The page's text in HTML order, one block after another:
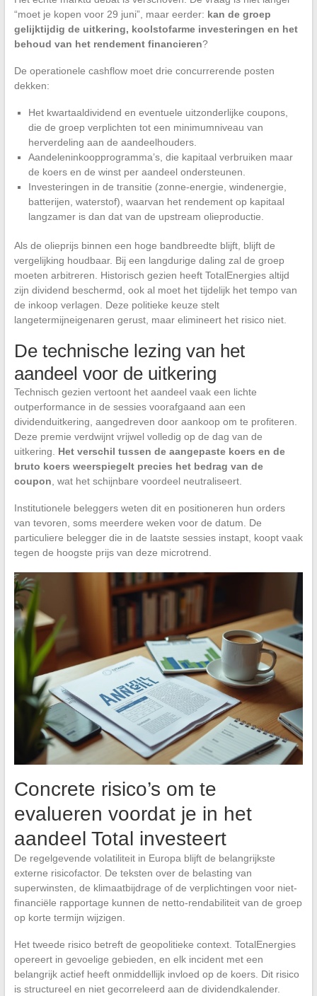
“moet je kopen voor 29 juni”, maar eerder: kan de groep
gelijktijdig de uitkering, koolstofarme investeringen en het
behoud van het rendement financieren?
De operationele cashflow moet drie concurrerende posten
dekken:
Het kwartaaldividend en eventuele uitzonderlijke coupons,
die de groep verplichten tot een minimumniveau van
herverdeling aan de aandeelhouders.
Aandeleninkoopprogramma’s, die kapitaal verbruiken maar
de koers en de winst per aandeel ondersteunen.
Investeringen in de transitie (zonne-energie, windenergie,
batterijen, waterstof), waarvan het rendement op kapitaal
langzamer is dan dat van de upstream olieproductie.
Als de olieprijs binnen een hoge bandbreedte blijft, blijft de
vergelijking houdbaar. Bij een langdurige daling zal de groep
moeten arbitreren. Historisch gezien heeft TotalEnergies altijd
zijn dividend beschermd, ook al moet het tijdelijk het tempo van
de inkoop verlagen. Deze politieke keuze stelt
langetermijneigenaren gerust, maar elimineert het risico niet.
De technische lezing van het
aandeel voor de uitkering
Technisch gezien vertoont het aandeel vaak een lichte
outperformance in de sessies voorafgaand aan een
dividenduitkering, aangedreven door aankoop om te profiteren.
Deze premie verdwijnt vrijwel volledig op de dag van de
uitkering. Het verschil tussen de aangepaste koers en de
bruto koers weerspiegelt precies het bedrag van de
coupon , wat het schijnbare voordeel neutraliseert.
Institutionele beleggers weten dit en positioneren hun orders
van tevoren, soms meerdere weken voor de datum. De
particuliere belegger die in de laatste sessies instapt, koopt vaak
tegen de hoogste prijs van deze microtrend.
Concrete risico’s om te
evalueren voordat je in het
aandeel Total investeert
De regelgevende volatiliteit in Europa blijft de belangrijkste
externe risicofactor. De teksten over de belasting van
superwinsten, de klimaatbijdrage of de verplichtingen voor niet-
financiële rapportage kunnen de netto-rendabiliteit van de groep
op korte termijn wijzigen.
Het tweede risico betreft de geopolitieke context. TotalEnergies
opereert in gevoelige gebieden, en elk incident met een
belangrijk actief heeft onmiddellijk invloed op de koers. Dit risico
is structureel en niet gecorreleerd aan de dividendkalender.